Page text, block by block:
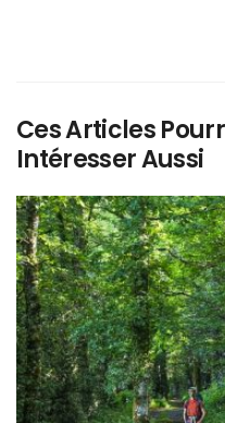
Ces Articles
Intéresser Aussi